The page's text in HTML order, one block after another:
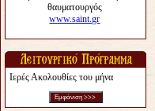
Ιερές Ακολουθίες του μήνα